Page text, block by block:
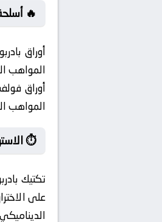
🔥
أوراق
المواهب
أوراق
المواهب
⏱️
تكتيك
على